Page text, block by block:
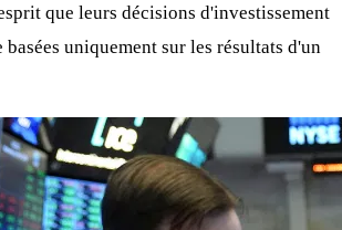
que leurs décisions d'investissement
basées uniquement sur les résultats d'un